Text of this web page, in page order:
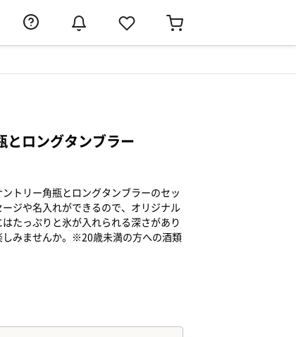
とロングタンブラー
トリー角瓶とロングタンブラーのセッ
ジや名入れができるので、オリジナル
たっぷりと氷が入れられる深さがあり
みませんか。※20歳未満の方への酒類